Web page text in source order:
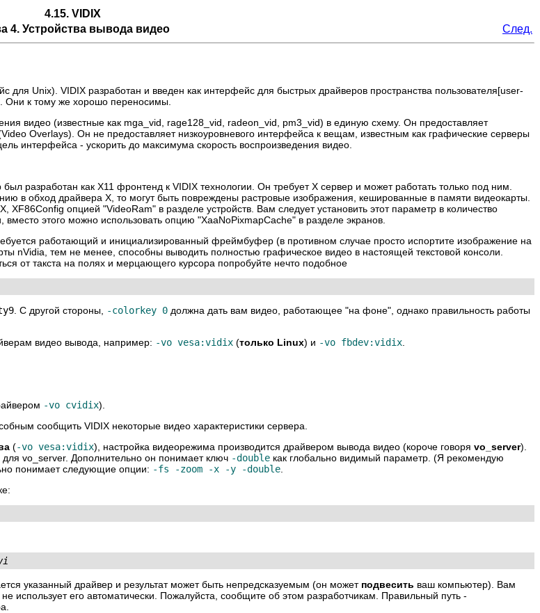
4.15. VIDIX
4. Устройства вывода видео След.
для Unix). VIDIX разработан и введен как интерфейс для быстрых драйверов пространства пользователя[user-
Они к тому же хорошо переносимы.
видео (известные как mga_vid, rage128_vid, radeon_vid, pm3_vid) в единую схему. Он предоставляет
Overlays). Он не предоставляет низкоуровневого интерфейса к вещам, известным как графические серверы
интерфейса - ускорить до максимума скорость воспроизведения видео.
был разработан как X11 фронтенд к VIDIX технологии. Он требует X сервер и может работать только под ним.
в обход драйвера X, то могут быть повреждены растровые изображения, кешированные в памяти видеокарты.
опцией "VideoRam" в разделе устройств. Вам следует установить этот параметр в количество
этого можно использовать опцию "XaaNoPixmapCache" в разделе экранов.
работающий и инициализированный фреймбуфер (в противном случае просто испортите изображение на
nVidia, тем не менее, способны выводить полностью графическое видео в настоящей текстовой консоли.
от такста на полях и мерцающего курсора попробуйте нечто подобное
. С другой стороны, -colorkey 0 должна дать вам видео, работающее "на фоне", однако правильность работы
видео вывода, например: -vo vesa:vidix (только Linux) и -vo fbdev:vidix
-vo cvidix).
сообщить VIDIX некоторые видео характеристики сервера.
(-vo vesa:vidix), настройка видеорежима производится драйвером вывода видео (короче говоря vo_server).
для vo_server. Дополнительно он понимает ключ -double как глобально видимый параметр. (Я рекомендую
понимает следующие опции: -fs -zoom -x -y -double
указанный драйвер и результат может быть непредсказуемым (он может подвесить ваш компьютер). Вам
не использует его автоматически. Пожалуйста, сообщите об этом разработчикам. Правильный путь -